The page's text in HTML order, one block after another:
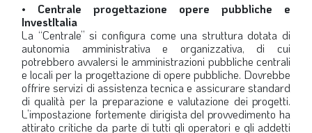
• Centrale progettazione opere pubbliche e
InvestItalia
La “Centrale” si configura come una struttura dotata di
autonomia amministrativa e organizzativa, di cui
potrebbero avvalersi le amministrazioni pubbliche centrali
e locali per la progettazione di opere pubbliche. Dovrebbe
offrire servizi di assistenza tecnica e assicurare standard
di qualità per la preparazione e valutazione dei progetti.
L’impostazione fortemente dirigista del provvedimento ha
attirato critiche da parte di tutti gli operatori e gli addetti